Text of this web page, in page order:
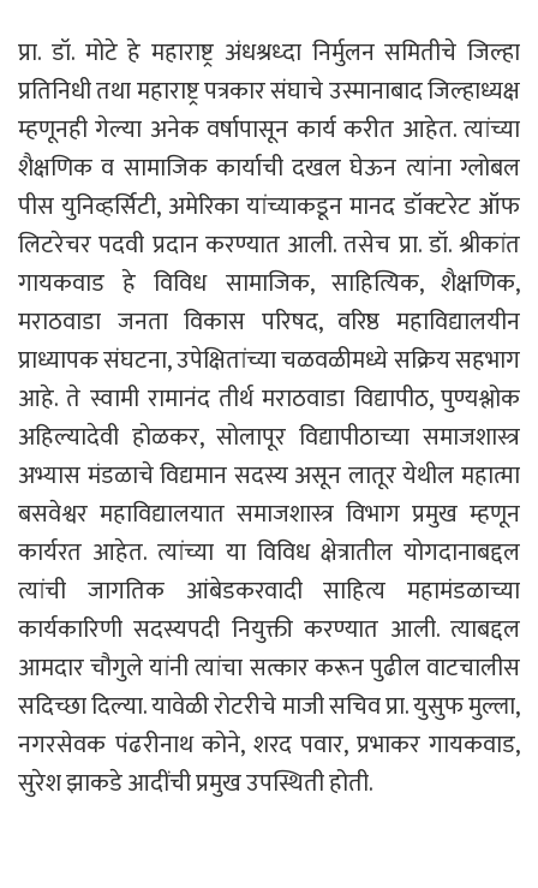
प्रा. डॉ. मोटे हे महाराष्ट्र अंधश्रध्दा निर्मुलन समितीचे जिल्हा
प्रतिनिधी तथा महाराष्ट्र पत्रकार संघाचे उस्मानाबाद जिल्हाध्यक्ष
म्हणूनही गेल्या अनेक वर्षापासून कार्य करीत आहेत. त्यांच्या
शैक्षणिक व सामाजिक कार्याची दखल घेऊन त्यांना ग्लोबल
पीस युनिव्हर्सिटी, अमेरिका यांच्याकडून मानद डॉक्टरेट ऑफ
लिटरेचर पदवी प्रदान करण्यात आली. तसेच प्रा. डॉ. श्रीकांत
गायकवाड हे विविध सामाजिक, साहित्यिक, शैक्षणिक,
मराठवाडा जनता विकास परिषद, वरिष्ठ महाविद्यालयीन
प्राध्यापक संघटना, उपेक्षितांच्या चळवळीमध्ये सक्रिय सहभाग
आहे. ते स्वामी रामानंद तीर्थ मराठवाडा विद्यापीठ, पुण्यश्लोक
अहिल्यादेवी होळकर, सोलापूर विद्यापीठाच्या समाजशास्त्र
अभ्यास मंडळाचे विद्यमान सदस्य असून लातूर येथील महात्मा
बसवेश्वर महाविद्यालयात समाजशास्त्र विभाग प्रमुख म्हणून
कार्यरत आहेत. त्यांच्या या विविध क्षेत्रातील योगदानाबद्दल
त्यांची जागतिक आंबेडकरवादी साहित्य महामंडळाच्या
कार्यकारिणी सदस्यपदी नियुक्ती करण्यात आली. त्याबद्दल
आमदार चौगुले यांनी त्यांचा सत्कार करून पुढील वाटचालीस
सदिच्छा दिल्या. यावेळी रोटरीचे माजी सचिव प्रा. युसुफ मुल्ला,
नगरसेवक पंढरीनाथ कोने, शरद पवार, प्रभाकर गायकवाड,
सुरेश झाकडे आदींची प्रमुख उपस्थिती होती.